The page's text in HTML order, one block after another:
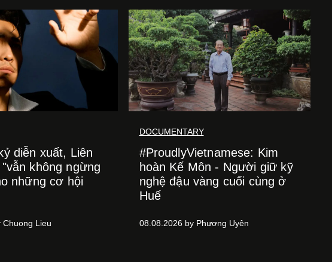
diễn xuất, Liên
không ngừng
những cơ hội
Chuong Lieu
DOCUMENTARY
#ProudlyVietnamese: Kim
hoàn Kế Môn - Người giữ kỹ
nghệ đậu vàng cuối cùng ở
Huế
08.08.2026 by Phương Uyên